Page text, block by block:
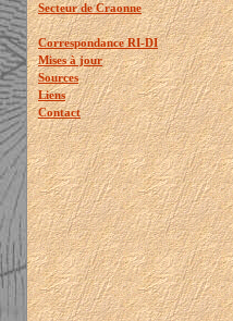
Secteur de Craonne
Correspondance RI-DI
Mises à jour
Sources
Liens
Contact